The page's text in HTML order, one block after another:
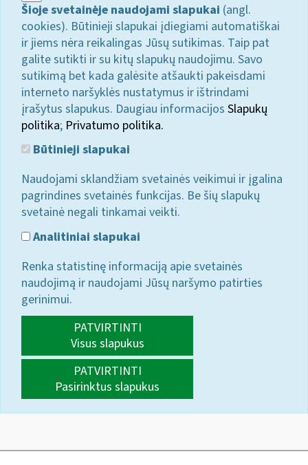
Šioje svetainėje naudojami slapukai (angl.
cookies). Būtinieji slapukai įdiegiami automatiškai
ir jiems nėra reikalingas Jūsų sutikimas. Taip pat
galite sutikti ir su kitų slapukų naudojimu. Savo
sutikimą bet kada galėsite atšaukti pakeisdami
interneto naršyklės nustatymus ir ištrindami
įrašytus slapukus. Daugiau informacijos Slapukų
politika; Privatumo politika.
Būtinieji slapukai
Naudojami sklandžiam svetainės veikimui ir įgalina
pagrindines svetainės funkcijas. Be šių slapukų
svetainė negali tinkamai veikti.
Analitiniai slapukai
Renka statistinę informaciją apie svetainės
naudojimą ir naudojami Jūsų naršymo patirties
gerinimui.
PATVIRTINTI
Visus slapukus
PATVIRTINTI
Pasirinktus slapukus